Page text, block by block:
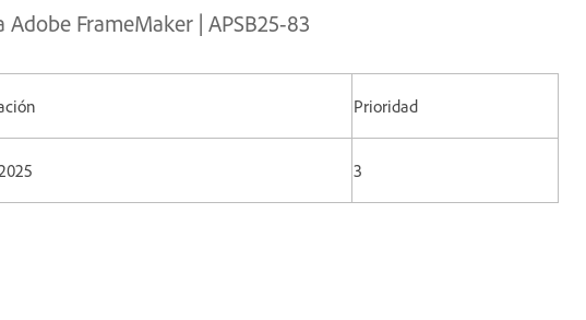
FrameMaker | APSB25-83
Prioridad
3